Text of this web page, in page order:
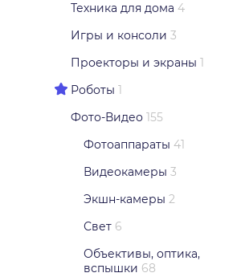
Техника для дома 4
Игры и консоли 3
Проекторы и экраны 1
Роботы 1
Фото-Видео 155
Фотоаппараты 41
Видеокамеры 3
Экшн-камеры 2
Свет 6
Объективы, оптика,
вспышки 68